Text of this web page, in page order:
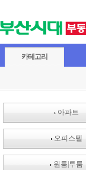
카테고리
아파트
오피스텔
원룸|투룸